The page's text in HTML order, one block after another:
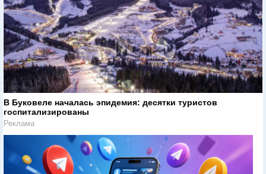
В Буковеле началась эпидемия: десятки туристов
госпитализированы
Реклама